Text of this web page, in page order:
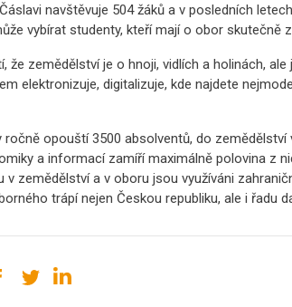
navštěvuje 504 žáků a v posledních
vybírat studenty, kteří mají o obor skutečně
že zemědělství je o hnoji, vidlích a holinách,
elektronizuje, digitalizuje, kde najdete
ročně opouští 3500 absolventů, do zemědělství
a informací zamíří maximálně polovina z
v zemědělství a v oboru jsou využíváni
trápí nejen Českou republiku, ale i řadu